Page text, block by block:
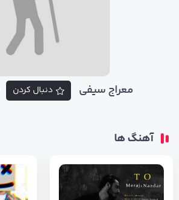
معراج سیفی دنبال کردن
آهنگ ها